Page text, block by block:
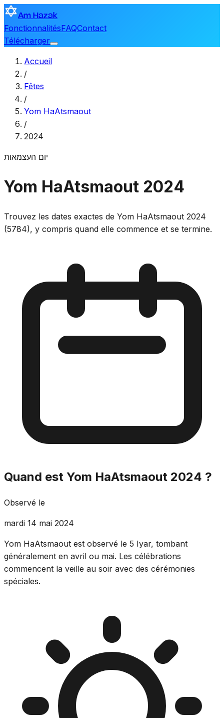
Am Hazak
FonctionnalitésFAQContact
Télécharger
Accueil
/
Fêtes
/
Yom HaAtsmaout
/
2024
יום העצמאות
Yom HaAtsmaout 2024
Trouvez les dates exactes de Yom HaAtsmaout 2024
(5784), y compris quand elle commence et se termine.
Quand est Yom HaAtsmaout 2024 ?
Observé le
mardi 14 mai 2024
Yom HaAtsmaout est observé le 5 Iyar, tombant
généralement en avril ou mai. Les célébrations
commencent la veille au soir avec des cérémonies
spéciales.